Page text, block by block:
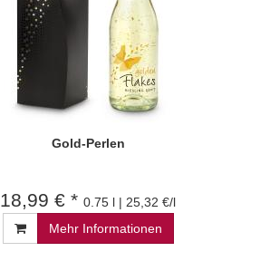
Gold-Perlen
18,99 € * 0.75 l | 25,32 €/l
Mehr Informationen